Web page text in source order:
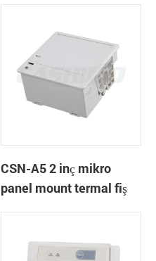
CSN-A5 2 inç mikro
panel mount termal fiş